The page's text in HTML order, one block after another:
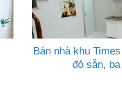
Bán nhà khu
đỏ sẵn,